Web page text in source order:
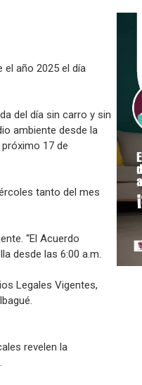
el año 2025 el día
del día sin carro y sin
ambiente desde la
17 de
tanto del mes
“El Acuerdo
desde las 6:00 a.m.
Legales Vigentes,
revelen la